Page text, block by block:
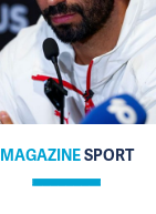
MAGAZINESPORT